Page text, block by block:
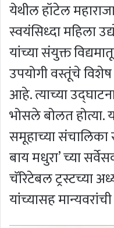
येथील हॉटेल
स्वयंसिध्दा महिला
यांच्या संयुक्त
उपयोगी वस्तूंचे
आहे. त्याच्या
भोसले बोलत होत्या.
समूहाच्या संचालिका
बाय मधुरा’ च्या
चॅरिटेबल ट्रस्टच्या
यांच्यासह